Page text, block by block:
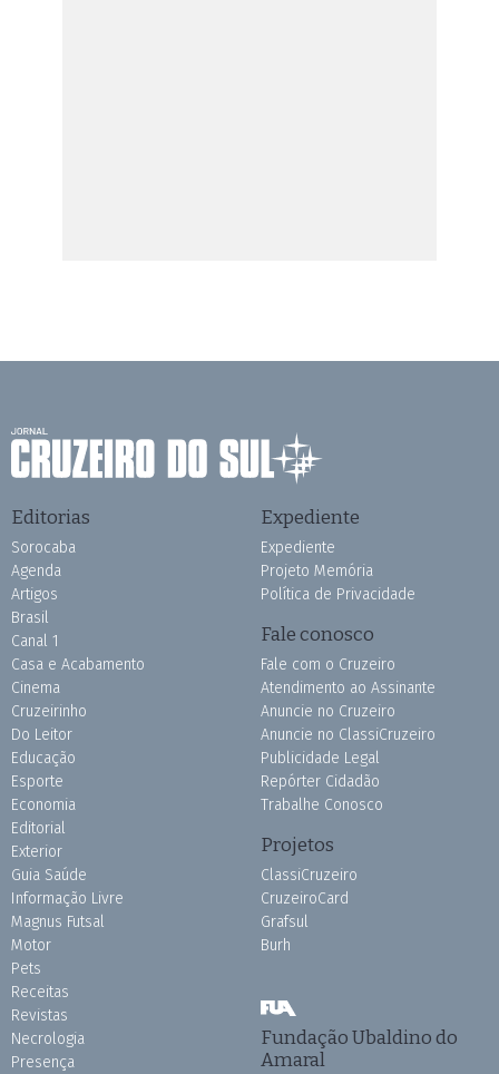
Editorias
Sorocaba
Agenda
Artigos
Brasil
Canal 1
Casa e Acabamento
Cinema
Cruzeirinho
Do Leitor
Educação
Esporte
Economia
Editorial
Exterior
Guia Saúde
Informação Livre
Magnus Futsal
Motor
Pets
Receitas
Revistas
Necrologia
Presença
Expediente
Expediente
Projeto Memória
Política de Privacidade
Fale conosco
Fale com o Cruzeiro
Atendimento ao Assinante
Anuncie no Cruzeiro
Anuncie no ClassiCruzeiro
Publicidade Legal
Repórter Cidadão
Trabalhe Conosco
Projetos
ClassiCruzeiro
CruzeiroCard
Grafsul
Burh
Fundação Ubaldino do
Amaral